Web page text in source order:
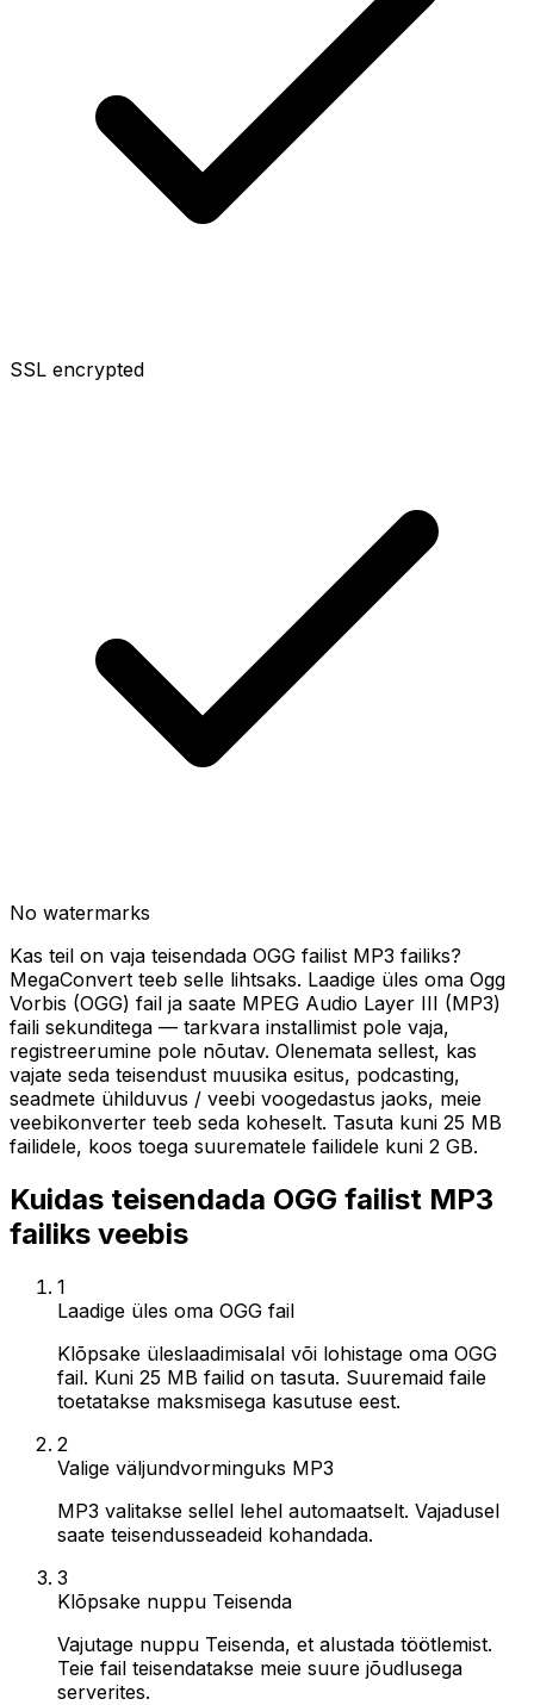
SSL encrypted
No watermarks
Kas teil on vaja teisendada OGG failist MP3 failiks?
MegaConvert teeb selle lihtsaks. Laadige üles oma Ogg
Vorbis (OGG) fail ja saate MPEG Audio Layer III (MP3)
faili sekunditega — tarkvara installimist pole vaja,
registreerumine pole nõutav. Olenemata sellest, kas
vajate seda teisendust muusika esitus, podcasting,
seadmete ühilduvus / veebi voogedastus jaoks, meie
veebikonverter teeb seda koheselt. Tasuta kuni 25 MB
failidele, koos toega suurematele failidele kuni 2 GB.
Kuidas teisendada OGG failist MP3
failiks veebis
1
Laadige üles oma OGG fail
Klõpsake üleslaadimisalal või lohistage oma OGG
fail. Kuni 25 MB failid on tasuta. Suuremaid faile
toetatakse maksmisega kasutuse eest.
2
Valige väljundvorminguks MP3
MP3 valitakse sellel lehel automaatselt. Vajadusel
saate teisendusseadeid kohandada.
3
Klõpsake nuppu Teisenda
Vajutage nuppu Teisenda, et alustada töötlemist.
Teie fail teisendatakse meie suure jõudlusega
serverites.